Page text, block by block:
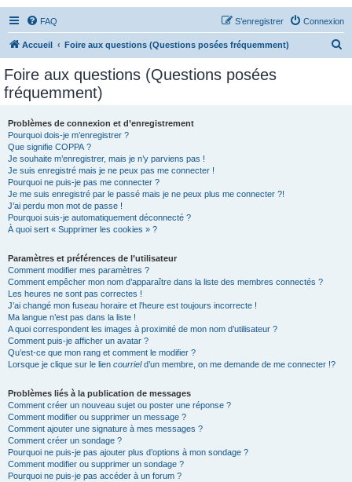
FAQ Connexion
S’enregistrer
Accueil Foire aux questions (Questions posées fréquemment)
Foire aux questions (Questions posées
fréquemment)
Problèmes de connexion et d’enregistrement
Pourquoi dois-je m’enregistrer ?
Que signifie COPPA ?
Je souhaite m’enregistrer, mais je n’y parviens pas !
Je suis enregistré mais je ne peux pas me connecter !
Pourquoi ne puis-je pas me connecter ?
Je me suis enregistré par le passé mais je ne peux plus me connecter ?!
J’ai perdu mon mot de passe !
Pourquoi suis-je automatiquement déconnecté ?
À quoi sert « Supprimer les cookies » ?
Paramètres et préférences de l’utilisateur
Comment modifier mes paramètres ?
Comment empêcher mon nom d’apparaître dans la liste des membres connectés ?
Les heures ne sont pas correctes !
J’ai changé mon fuseau horaire et l’heure est toujours incorrecte !
Ma langue n’est pas dans la liste !
A quoi correspondent les images à proximité de mon nom d’utilisateur ?
Comment puis-je afficher un avatar ?
Qu’est-ce que mon rang et comment le modifier ?
Lorsque je clique sur le lien courrield’un membre, on me demande de me connecter !?
Problèmes liés à la publication de messages
Comment créer un nouveau sujet ou poster une réponse ?
Comment modifier ou supprimer un message ?
Comment ajouter une signature à mes messages ?
Comment créer un sondage ?
Pourquoi ne puis-je pas ajouter plus d’options à mon sondage ?
Comment modifier ou supprimer un sondage ?
Pourquoi ne puis-je pas accéder à un forum ?